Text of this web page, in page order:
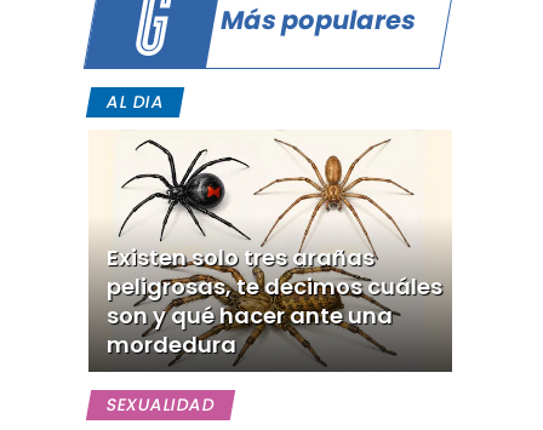
Más populares
AL DIA
Existen solo tres arañas
peligrosas, te decimos cuáles
son y qué hacer ante una
mordedura
SEXUALIDAD